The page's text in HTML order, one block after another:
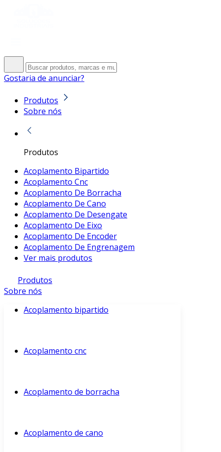
Gostaria de anunciar?
Produtos
Sobre nós
Produtos
Acoplamento Bipartido
Acoplamento Cnc
Acoplamento De Borracha
Acoplamento De Cano
Acoplamento De Desengate
Acoplamento De Eixo
Acoplamento De Encoder
Acoplamento De Engrenagem
Ver mais produtos
Produtos
Sobre nós
Acoplamento bipartido
Acoplamento cnc
Acoplamento de borracha
Acoplamento de cano